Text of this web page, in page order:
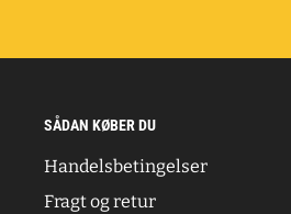
SÅDAN KØBER DU
Handelsbetingelser
Fragt og retur